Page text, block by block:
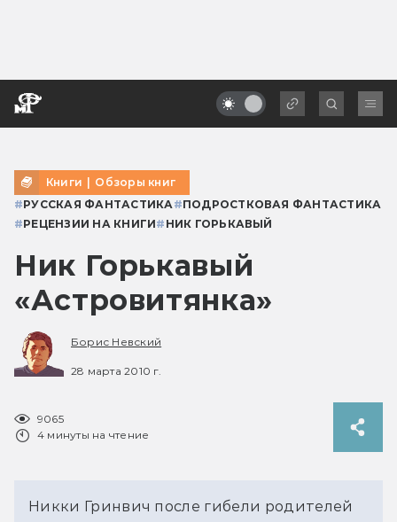
Книги | Обзоры книг
#РУССКАЯ ФАНТАСТИКА #ПОДРОСТКОВАЯ ФАНТАСТИКА
#РЕЦЕНЗИИ НА КНИГИ# НИК ГОРЬКАВЫЙ
Ник Горькавый
«Астровитянка»
Борис Невский
28 марта 2010 г.
9065
4 минуты на чтение
Никки Гринвич после гибели родителей